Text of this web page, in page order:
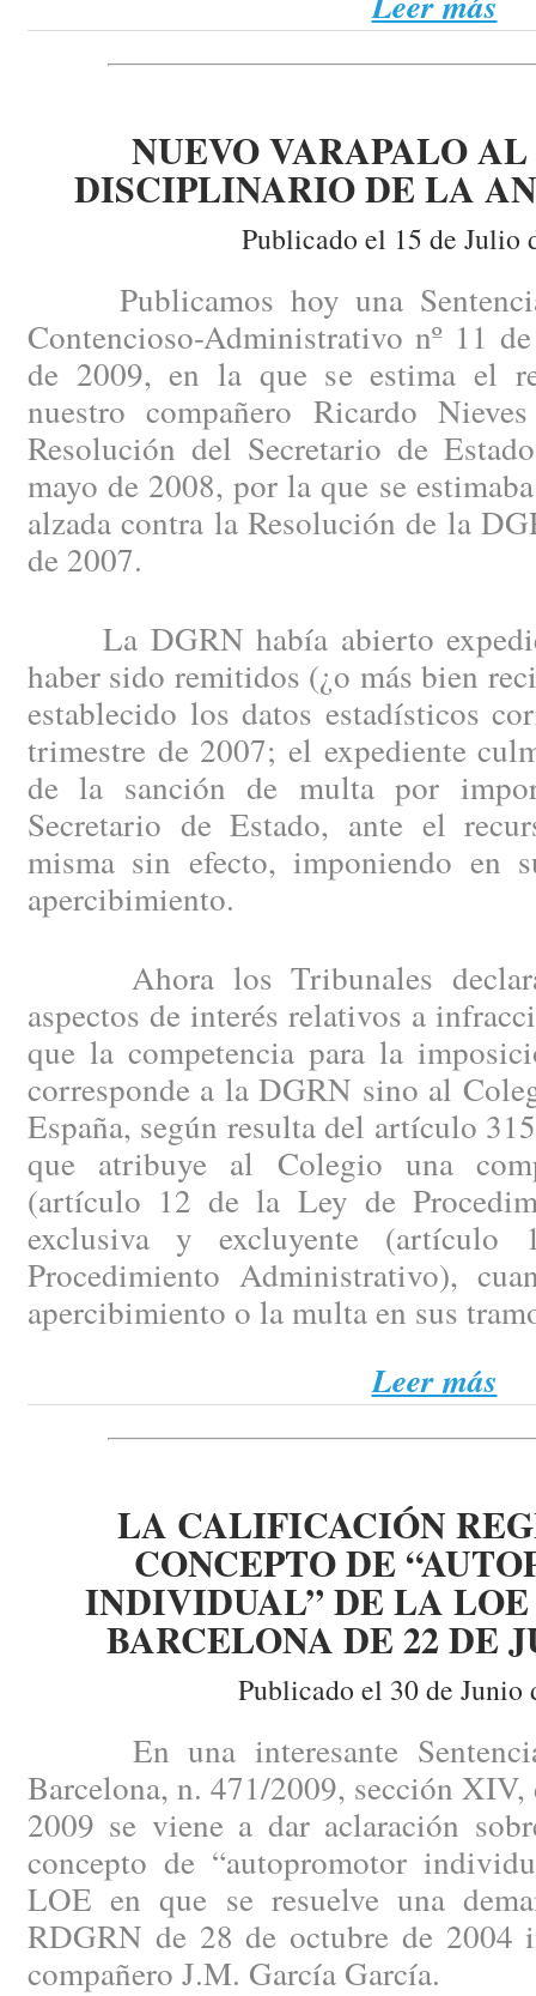
NUEVO VARAPALO
DISCIPLINARIO DE LA
Publicado el 15 de Julio
Publicamos hoy una
Contencioso-Administrativo nº 11
de 2009, en la que se estima el
nuestro compañero Ricardo
Resolución del Secretario de
mayo de 2008, por la que se
alzada contra la Resolución de la
de 2007.
La DGRN había abierto
haber sido remitidos (¿o más bien
establecido los datos estadísticos
trimestre de 2007; el expediente
de la sanción de multa por
Secretario de Estado, ante el
misma sin efecto, imponiendo en
apercibimiento.
Ahora los Tribunales
aspectos de interés relativos a
que la competencia para la
corresponde a la DGRN sino al
España, según resulta del artículo
que atribuye al Colegio una
(artículo 12 de la Ley de
exclusiva y excluyente
Procedimiento Administrativo),
apercibimiento o la multa en sus
Leer más
LA CALIFICACIÓN
CONCEPTO DE
INDIVIDUAL” DE LA LOE
BARCELONA DE 22 DE
Publicado el 30 de Junio
En una interesante
Barcelona, n. 471/2009, sección
2009 se viene a dar aclaración
concepto de “autopromotor
LOE en que se resuelve una
RDGRN de 28 de octubre de 2004
compañero J.M. García García.